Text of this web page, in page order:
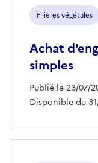
Filières végétales
Achat
simples
Publié le 23/07/
Disponible du